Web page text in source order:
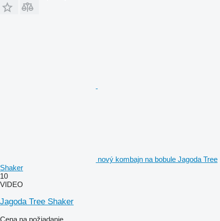
nový kombajn na bobule Jagoda Tree
Shaker
10
VIDEO
Jagoda Tree Shaker
Cena na požiadanie